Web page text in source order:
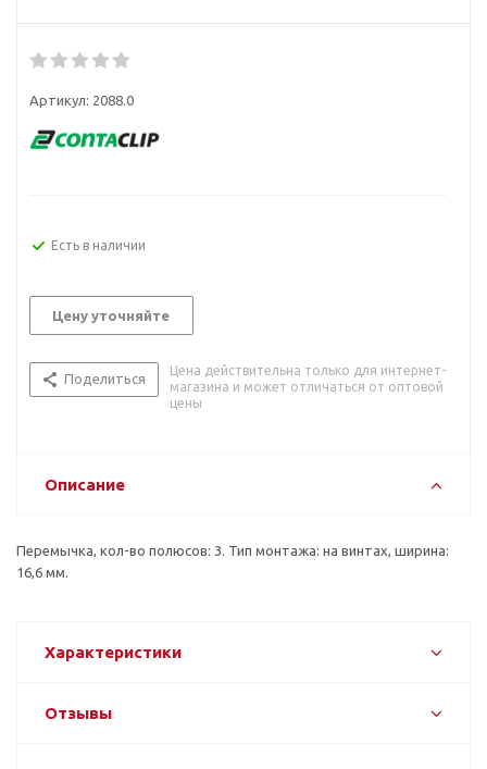
Артикул: 2088.0
Есть в наличии
Цену уточняйте
Поделиться
Цена действительна только для интернет-
магазина и может отличаться от оптовой
цены
Описание
Перемычка, кол-во полюсов: 3. Тип монтажа: на винтах, ширина:
16,6 мм.
Характеристики
Отзывы